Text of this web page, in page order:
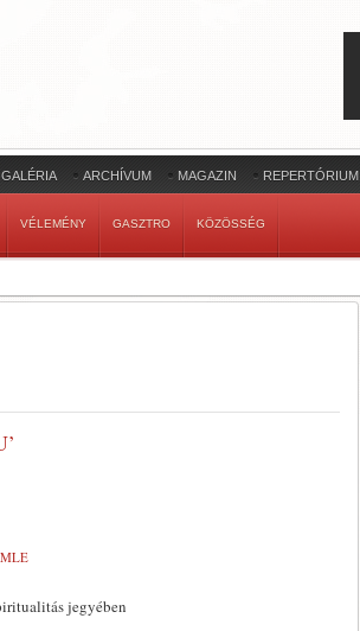
GALÉRIA ARCHÍVUM MAGAZIN REPERTÓRIUM
VÉLEMÉNY GASZTRO KÖZÖSSÉG
jegyében